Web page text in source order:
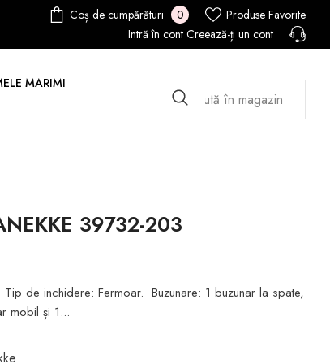
Coș de cumpărături 00
articole
Produse Favorite
Intră în cont Creează-ți un cont
MARIMI
39732-203
Tip de inchidere: Fermoar. Buzunare: 1 buzunar la spate,
mobil și 1...